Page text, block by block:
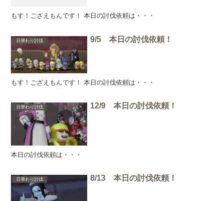
もす！ござえもんです！ 本日の討伐依頼は・・・
日替わり討伐 9/5 本日の討伐依頼！
もす！ござえもんです！ 本日の討伐依頼は・・・
日替わり討伐 12/9 本日の討伐依頼！
本日の討伐依頼は・・・
日替わり討伐 8/13 本日の討伐依頼！